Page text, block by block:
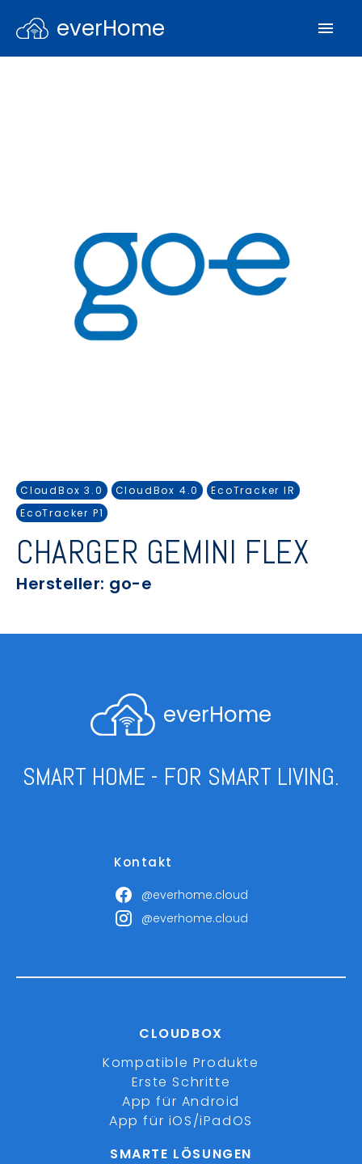
everHome
CloudBox 3.0 CloudBox 4.0
EcoTracker IR
EcoTracker P1
CHARGER GEMINI FLEX
Hersteller: go-e
everHome
SMART HOME - FOR SMART LIVING.
Kontakt
@everhome.cloud
@everhome.cloud
CLOUDBOX
Kompatible Produkte
Erste Schritte
App für Android
App für iOS/iPadOS
SMARTE LÖSUNGEN